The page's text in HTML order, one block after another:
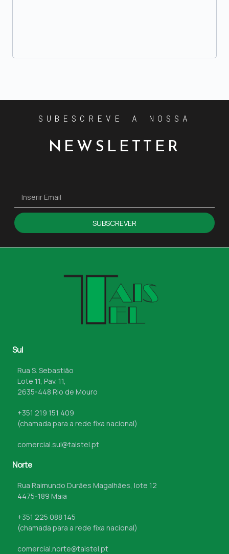
SUBESCREVE A NOSSA
NEWSLETTER
SUBSCREVER
Sul
Rua S. Sebastião
Lote 11, Pav. 11,
2635-448 Rio de Mouro
+351 219 151 409
(chamada para a rede fixa nacional)
comercial.sul@taistel.pt
Norte
Rua Raimundo Durães Magalhães, lote 12
4475-189 Maia
+351 225 088 145
(chamada para a rede fixa nacional)
comercial.norte@taistel.pt